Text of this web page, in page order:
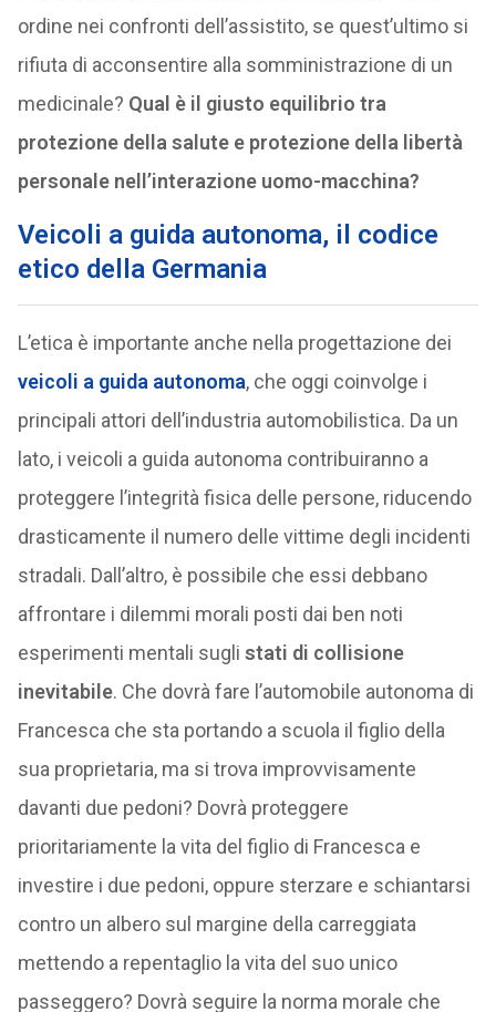
ordine nei confronti dell’assistito, se quest’ultimo si
rifiuta di acconsentire alla somministrazione di un
medicinale? Qual è il giusto equilibrio tra
protezione della salute e protezione della libertà
personale nell’interazione uomo-macchina?
Veicoli a guida autonoma, il codice
etico della Germania
L’etica è importante anche nella progettazione dei
veicoli a guida autonoma, che oggi coinvolge i
principali attori dell’industria automobilistica. Da un
lato, i veicoli a guida autonoma contribuiranno a
proteggere l’integrità fisica delle persone, riducendo
drasticamente il numero delle vittime degli incidenti
stradali. Dall’altro, è possibile che essi debbano
affrontare i dilemmi morali posti dai ben noti
esperimenti mentali sugli stati di collisione
inevitabile. Che dovrà fare l’automobile autonoma di
Francesca che sta portando a scuola il figlio della
sua proprietaria, ma si trova improvvisamente
davanti due pedoni? Dovrà proteggere
prioritariamente la vita del figlio di Francesca e
investire i due pedoni, oppure sterzare e schiantarsi
contro un albero sul margine della carreggiata
mettendo a repentaglio la vita del suo unico
passeggero? Dovrà seguire la norma morale che